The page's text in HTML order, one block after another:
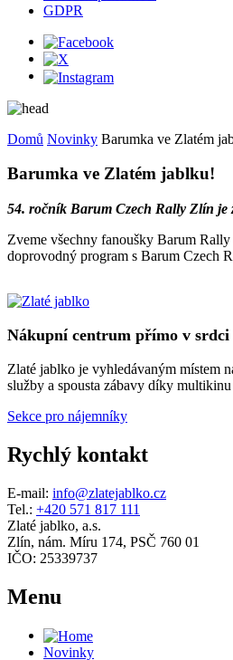
GDPR
Domů Novinky Barumka ve Zlatém
Barumka ve Zlatém jablku!
54. ročník Barum Czech Rally Zlín je
Zveme všechny fanoušky Barum
doprovodný program s Barum Czech
Nákupní centrum přímo v
Zlaté jablko je vyhledávaným místem
služby a spousta zábavy díky
Sekce pro nájemníky
Rychlý kontakt
E-mail: info@zlatejablko.cz
Tel.: +420 571 817 111
Zlaté jablko, a.s.
Zlín, nám. Míru 174, PSČ 760 01
IČO: 25339737
Menu
Novinky